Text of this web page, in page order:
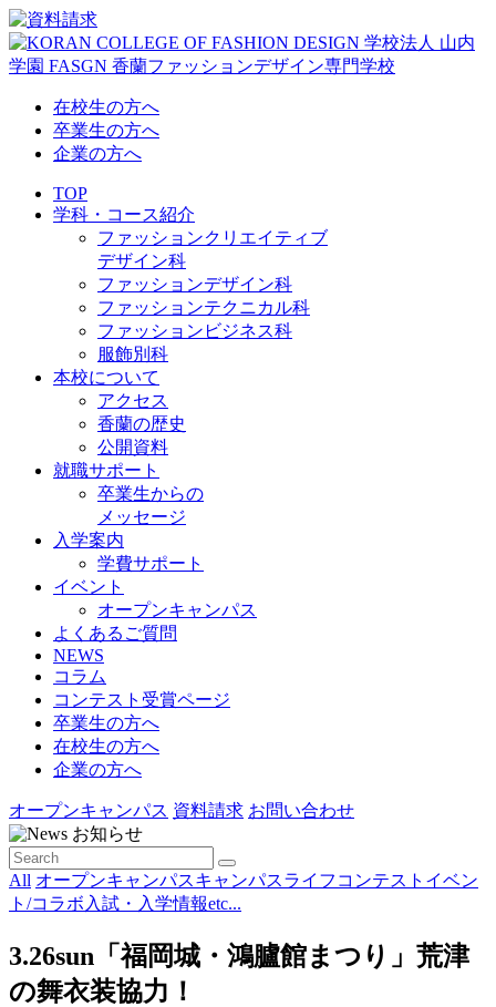
在校生の方へ
卒業生の方へ
企業の方へ
TOP
学科・コース紹介
ファッションクリエイティブ
デザイン科
ファッションデザイン科
ファッションテクニカル科
ファッションビジネス科
服飾別科
本校について
アクセス
香蘭の歴史
公開資料
就職サポート
卒業生からの
メッセージ
入学案内
学費サポート
イベント
オープンキャンパス
よくあるご質問
NEWS
コラム
コンテスト受賞ページ
卒業生の方へ
在校生の方へ
企業の方へ
オープンキャンパス 資料請求 お問い合わせ
お知らせ
All オープンキャンパスキャンパスライフ コンテスト イベン
ト/コラボ 入試・入学情報etc...
3.26sun「福岡城・鴻臚館まつり」荒津
の舞衣装協力！